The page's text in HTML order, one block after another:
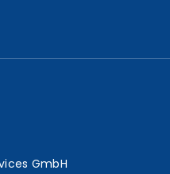
GmbH